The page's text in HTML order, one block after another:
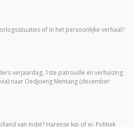
of in het persoonlijke verhaal?
verjaardag, 1ste patrouille en verhuizing
naar Oedjoeng Mentang (december
van Indië? Harense kip of ei. Politiek